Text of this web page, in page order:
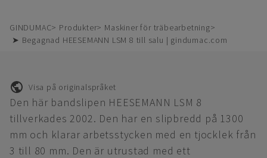
GINDUMAC Produkter
Maskiner för träbearbetning
➤ Begagnad HEESEMANN LSM 8 till salu | gindumac.com
Visa på originalspråket
Den här bandslipen HEESEMANN LSM 8
tillverkades 2002. Den har en slipbredd på 1300
mm och klarar arbetsstycken med en tjocklek från
3 till 80 mm. Den är utrustad med ett